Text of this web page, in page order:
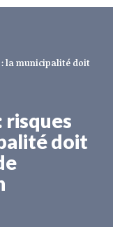
: la municipalité doit
risques
doit